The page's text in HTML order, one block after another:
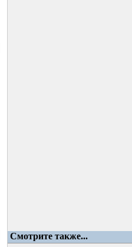
Смотрите также...